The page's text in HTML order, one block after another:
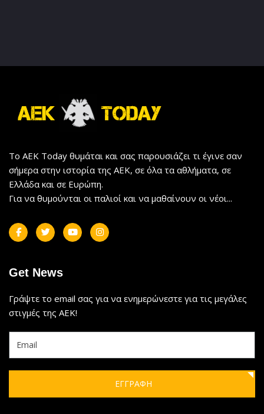
Το AEK Today θυμάται και σας παρουσιάζει τι έγινε σαν
σήμερα στην ιστορία της ΑΕΚ, σε όλα τα αθλήματα, σε
Ελλάδα και σε Ευρώπη.
Για να θυμούνται οι παλιοί και να μαθαίνουν οι νέοι...
Get News
Γράψτε το email σας για να ενημερώνεστε για τις μεγάλες
στιγμές της ΑΕΚ!
ΕΓΓΡΑΦΗ